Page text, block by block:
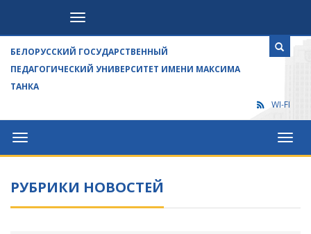
Посетителям
БЕЛОРУССКИЙ ГОСУДАРСТВЕННЫЙ
ПЕДАГОГИЧЕСКИЙ УНИВЕРСИТЕТ ИМЕНИ МАКСИМА
ТАНКА
WI-FI
Университет
РУБРИКИ НОВОСТЕЙ